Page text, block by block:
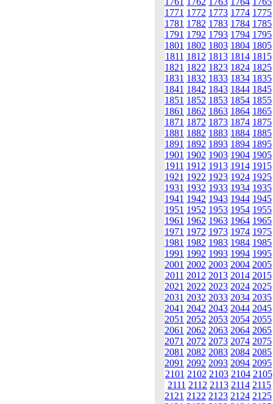
1771 1772 1773 1774 1775
1781 1782 1783 1784 1785
1791 1792 1793 1794 1795
1801 1802 1803 1804 1805
1811 1812 1813 1814 1815
1821 1822 1823 1824 1825
1831 1832 1833 1834 1835
1841 1842 1843 1844 1845
1851 1852 1853 1854 1855
1861 1862 1863 1864 1865
1871 1872 1873 1874 1875
1881 1882 1883 1884 1885
1891 1892 1893 1894 1895
1901 1902 1903 1904 1905
1911 1912 1913 1914 1915
1921 1922 1923 1924 1925
1931 1932 1933 1934 1935
1941 1942 1943 1944 1945
1951 1952 1953 1954 1955
1961 1962 1963 1964 1965
1971 1972 1973 1974 1975
1981 1982 1983 1984 1985
1991 1992 1993 1994 1995
2001 2002 2003 2004 2005
2011 2012 2013 2014 2015
2021 2022 2023 2024 2025
2031 2032 2033 2034 2035
2041 2042 2043 2044 2045
2051 2052 2053 2054 2055
2061 2062 2063 2064 2065
2071 2072 2073 2074 2075
2081 2082 2083 2084 2085
2091 2092 2093 2094 2095
2101 2102 2103 2104 2105
2111 2112 2113 2114 2115
2121 2122 2123 2124 2125